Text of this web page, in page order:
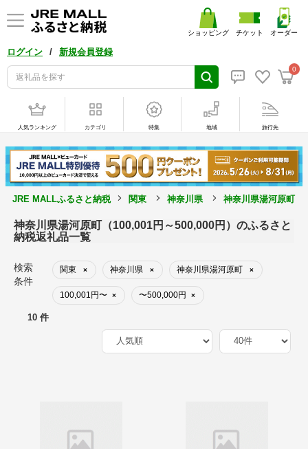
ログイン / 新規会員登録
0
ショッピング チケット オーダー
人気ランキング カテゴリ 特集 地域 旅行先
JRE MALLふるさと納税 関東 神奈川県 神奈川県湯河原町
神奈川県湯河原町（100,001円～500,000円）のふるさと
納税返礼品一覧
検索
条件
関東 × 神奈川県 × 神奈川県湯河原町 ×
100,001円〜 × 〜500,000円 ×
10 件